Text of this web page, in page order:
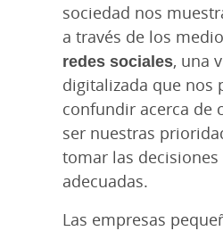
sociedad nos
a través de los
redes sociales, una
digitalizada que nos
confundir acerca de
ser nuestras
tomar las decisiones
adecuadas.
Las empresas